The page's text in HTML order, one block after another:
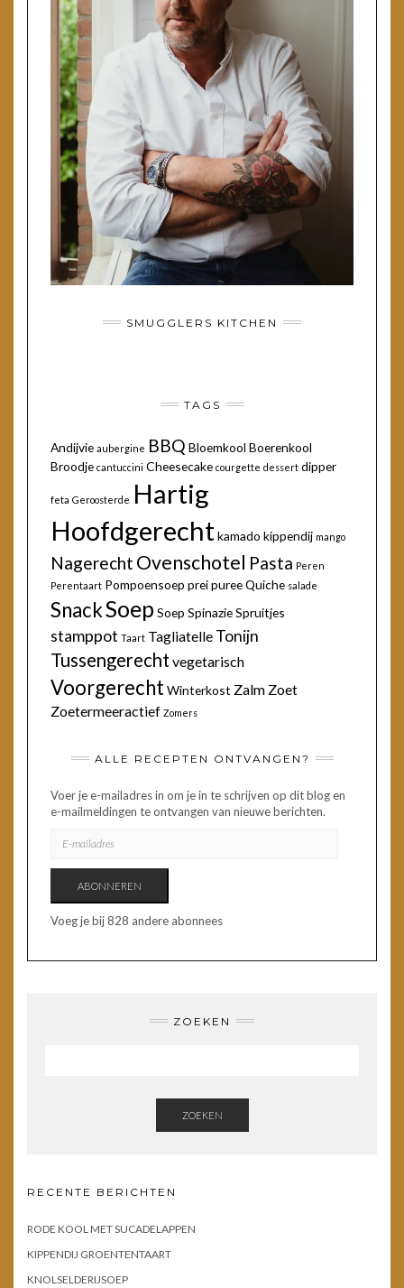
SMUGGLERS KITCHEN
TAGS
Andijvie aubergine BBQ Bloemkool Boerenkool
Broodje cantuccini Cheesecake courgette dessert dipper
feta Geroosterde Hartig
Hoofdgerecht kamado kippendij mango
Nagerecht Ovenschotel Pasta Peren
Perentaart Pompoensoep preipureeQuiche salade
SnackSoep Soep SpinazieSpruitjes
stamppot Taart Tagliatelle Tonijn
Tussengerecht vegetarisch
VoorgerechtWinterkost Zalm Zoet
Zoetermeeractief Zomers
ALLE RECEPTEN ONTVANGEN?
Voer je e-mailadres in om je in te schrijven op dit blog en
e-mailmeldingen te ontvangen van nieuwe berichten.
MAILADRES
ABONNEREN
Voeg je bij 828 andere abonnees
ZOEKEN
ZOEKEN
RECENTE BERICHTEN
RODE KOOL MET SUCADELAPPEN
KIPPENDIJ GROENTENTAART
KNOLSELDERIJSOEP